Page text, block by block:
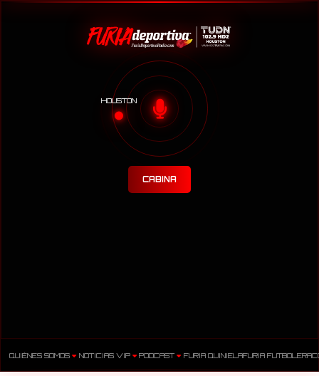
HOUSTON
CABINA
QUIÉNES SOMOS NOTICIAS VIP PODCAST FURIA QUINIELAFURIA FUTBOLERA